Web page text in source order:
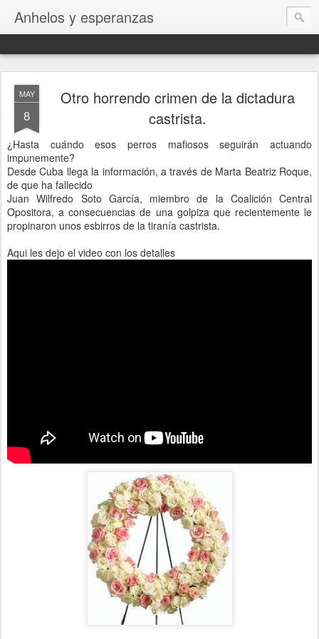
Anhelos y esperanzas
MAY
8
Otro horrendo crimen de la dictadura
castrista.
¿Hasta cuándo esos perros mafiosos seguirán actuando
impunemente?
Desde Cuba llega la información, a través de Marta Beatriz Roque,
de que ha fallecido
Juan Wilfredo Soto García, miembro de la Coalición Central
Opositora, a consecuencias de una golpiza que recientemente le
propinaron unos esbirros de la tiranía castrista.
Aqui les dejo el video con los detalles